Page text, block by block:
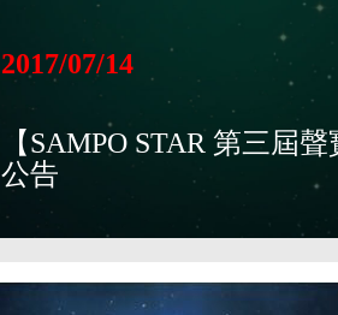
2017/07/14
【SAMPO STAR 第三屆
公告